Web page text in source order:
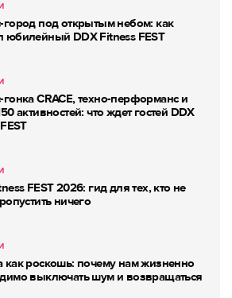
город под открытым небом: как
юбилейный DDX Fitness FEST
CRACE, техно-перформанс и
активностей: что ждет гостей DDX
FEST 2026: гид для тех, кто не
ничего
как роскошь: почему нам жизненно
выключать шум и возвращаться